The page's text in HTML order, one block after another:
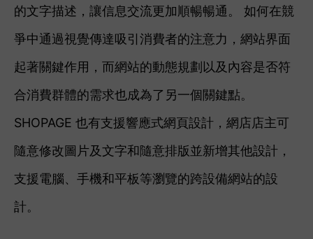
的文字描述，讓信息交流更加順暢暢通。 如何在競
爭中通過視覺傳達吸引消費者的注意力，網站界面
起著關鍵作用，而網站的動態規劃以及內容是否符
合消費群體的需求也成為了另一個關鍵點。
SHOPAGE 也有支援響應式網頁設計，網店店主可
隨意修改圖片及文字和隨意排版並新增其他設計，
支援電腦、手機和平板等瀏覽的跨設備網站的設
計。